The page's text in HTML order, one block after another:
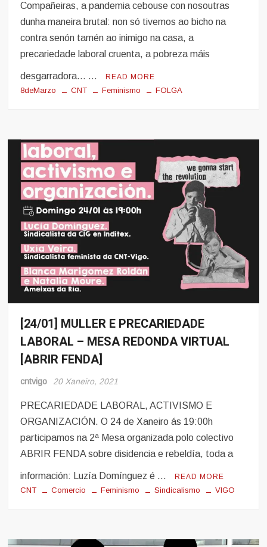
Obreiras
Compañeiras, a pandemia cebouse con nosoutras
dunha maneira brutal: non só tivemos ao bicho na
contra senón tamén ao inimigo na casa, a
precariedade laboral cruenta, a pobreza máis
desgarradora… … READ MORE
8deMarzo CNT Feminismo FOLGA
Eventos
Noticias
[24/01] MULLER E PRECARIEDADE
LABORAL – MESA REDONDA VIRTUAL
[ABRIR FENDA]
cntvigo 20 Xaneiro, 2021
PRECARIEDADE LABORAL, ACTIVISMO E
ORGANIZACIÓN. O 24 de Xaneiro ás 19:00h
participamos na 2ª Mesa organizada polo colectivo
ABRIR FENDA sobre disidencia e rebeldía, toda a
información: Luzía Domínguez é … READ MORE
CNT Comercio Feminismo Sindicalismo VIGO